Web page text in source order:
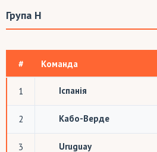
Група H
# Команда
1 Іспанія
2 Кабо-Верде
3 Uruguay